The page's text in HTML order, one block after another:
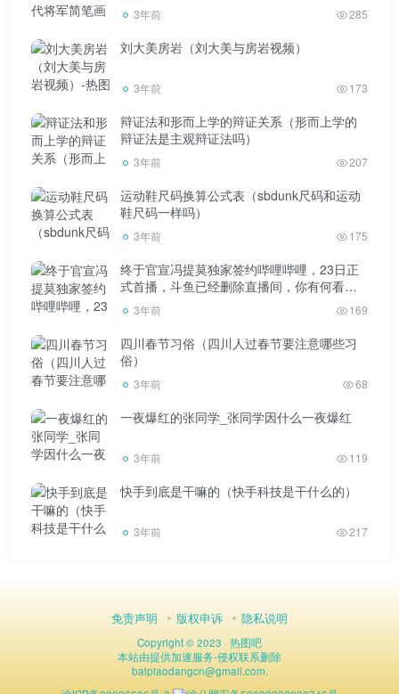
洗澡。反正把他们一起驱逐出去是不行的，意思是把“财富”
扫出去。但是，有一个活动更热烈。小时候去山里采绿花(反
正不是自己家可以去我家买年带)，也是“收钱”；长大后，我
会在初一逛街，逛寺庙，拜菩萨，戴红丝带。
拜年(意为红包)从初二开始，我们就要开始拜年了。我
们没有不成文的规定。在这一天，我们通常去奶奶家拜年。
一般来说，我三年级的时候失去了外婆家，但是大年初五，
是外婆的生日，所以我们会在这一天拜年。三年级的时候，
我成了拜访父亲的主人家。
初三以后就不会有拜年了，因为同龄人之间的拜年一般
都是在过年前进行的。下面都是闲人，家家户户都开始了麻
将日。等15号大家都过年了，一整年就结束了。
生活中了。我们的日子越来越好，但我们的年味似乎已经失
去了童年的感觉。二十五、六、七、八、九:这期间主要是请
人吃饭。这段时间，家家户户都会先过年，尤其是晚辈。记
3年前 285
刘大美房岩（刘大美与房岩视频）
3年前 173
辩证法和形而上学的辩证关系（形而上学的
辩证法是主观辩证法吗）
3年前 207
运动鞋尺码换算公式表（sbdunk尺码和运动
鞋尺码一样吗）
3年前 175
终于官宣冯提莫独家签约哔哩哔哩，23日正
式首播，斗鱼已经删除直播间，你有何看
法？
3年前 169
四川春节习俗（四川人过春节要注意哪些习
俗）
3年前 68
一夜爆红的张同学_张同学因什么一夜爆红
3年前 119
快手到底是干嘛的（快手科技是干什么的）
3年前 217
免责声明 版权申诉 隐私说明
Copyright © 2023 ·热图吧
本站由提供加速服务-侵权联系删除
baipiaodangcn@gmail.com.